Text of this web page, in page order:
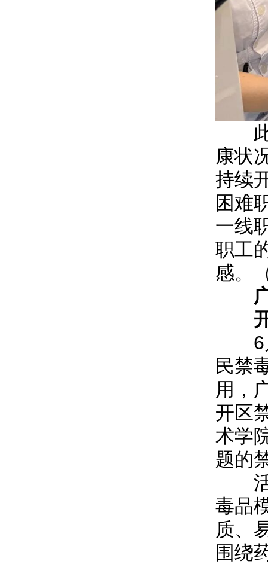
此
康状
持续
困难
一线
职工
感。
6月
民禁
用，
开区
术学
题的
活
毒品
质、
围绕